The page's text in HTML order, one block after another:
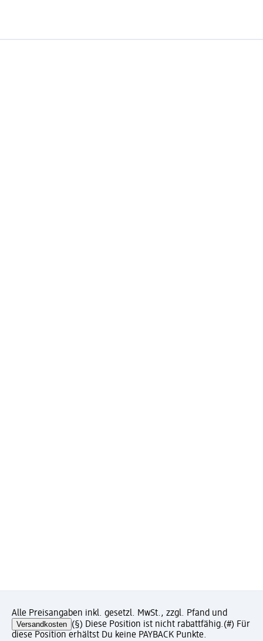
Alle Preisangaben inkl. gesetzl. MwSt., zzgl. Pfand und
Versandkosten (§) Diese Position ist nicht rabattfähig.(#) Für
diese Position erhältst Du keine PAYBACK Punkte.